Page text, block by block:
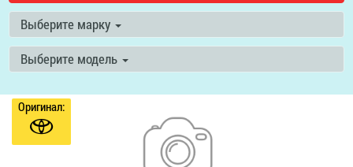
Выберите марку
Выберите модель
Оригинал: